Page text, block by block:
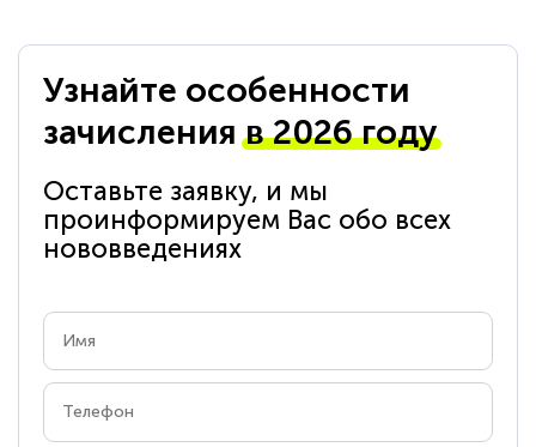
Узнайте особенности
зачисленияв 2026 году
Оставьте заявку, и мы
проинформируем Вас обо всех
нововведениях